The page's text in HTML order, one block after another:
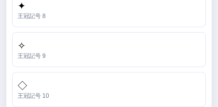
✦
王冠記号 8
✧
王冠記号 9
◇
王冠記号 10